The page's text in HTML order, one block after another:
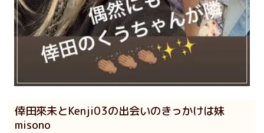
倖田來未とKenji03の出会いのきっかけは妹
misono